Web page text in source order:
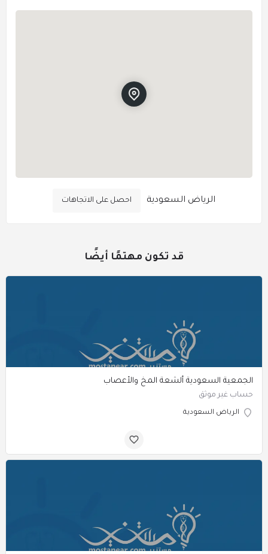
الرياض السعودية احصل على الاتجاهات
قد تكون مهتمًا أيضًا
الجمعية السعودية ألشعة المخ والأعصاب
حساب غير موثق
الرياض السعودية